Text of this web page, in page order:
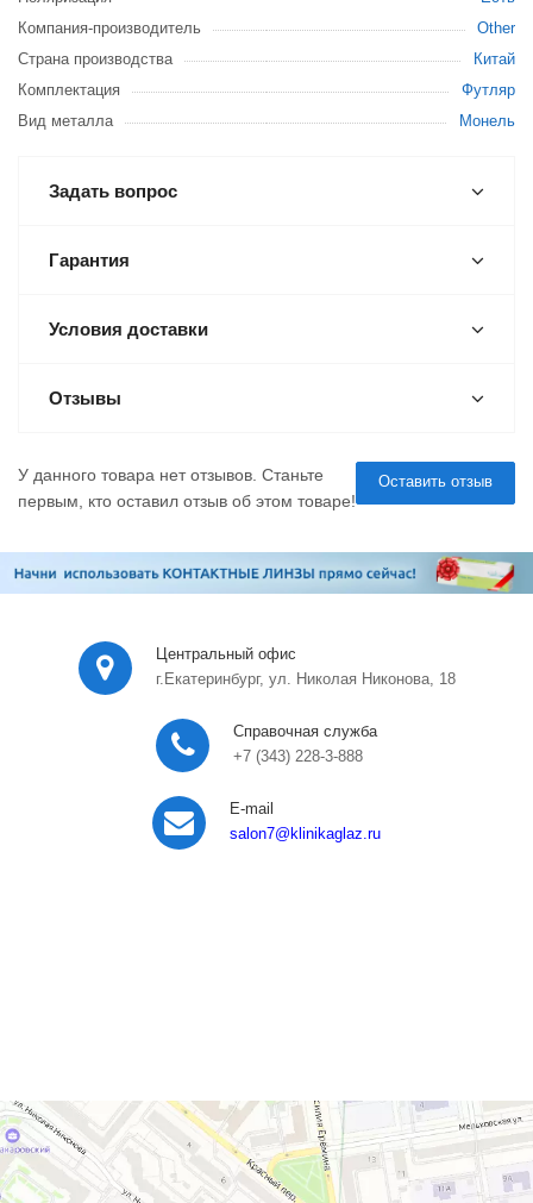
Компания-производитель
Other
Страна производства
Китай
Комплектация
Футляр
Вид металла
Монель
Задать вопрос
Гарантия
Условия доставки
Отзывы
Оставить отзыв
У данного товара нет отзывов. Станьте
первым, кто оставил отзыв об этом товаре!
Центральный офис
г.Екатеринбург, ул. Николая Никонова, 18
Справочная служба
+7 (343) 228-3-888
E-mail
salon7@klinikaglaz.ru